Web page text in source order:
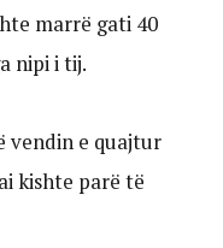
marrë gati 40
nipi i tij.
vendin e quajtur
kishte parë të